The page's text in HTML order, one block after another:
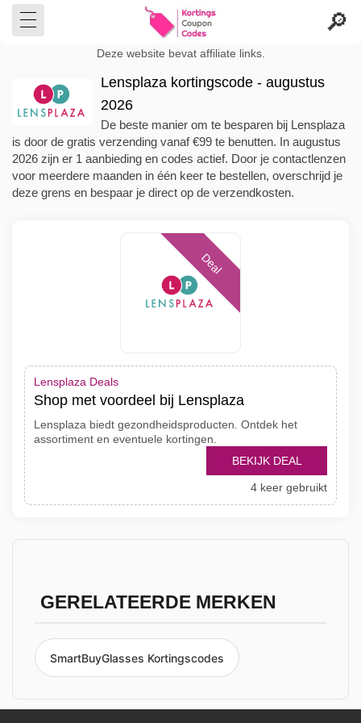
Deze website bevat affiliate links.
Lensplaza kortingscode - augustus
2026
De beste manier om te besparen bij Lensplaza
is door de gratis verzending vanaf €99 te benutten. In augustus
2026 zijn er 1 aanbieding en codes actief. Door je contactlenzen
voor meerdere maanden in één keer te bestellen, overschrijd je
deze grens en bespaar je direct op de verzendkosten.
Deal
Lensplaza Deals
Shop met voordeel bij Lensplaza
Lensplaza biedt gezondheidsproducten. Ontdek het
assortiment en eventuele kortingen.
BEKIJK DEAL
4 keer gebruikt
GERELATEERDE MERKEN
SmartBuyGlasses Kortingscodes